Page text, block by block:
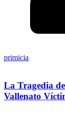
primicia
La Tragedia
Vallenato